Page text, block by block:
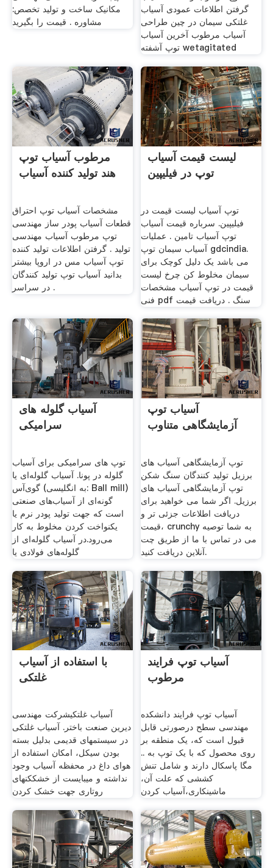
مکانیک ساخت و تولید تخصص:
مشاوره . قیمت را بگیرید
گرفتن اطلاعات عمودی آسیاب
غلتکی سیمان در چین طراحی
آسیاب مرطوب آخرین آسیاب
توپ آشفته wetagitated
مرطوب آسیاب توپ
هند تولید کننده آسیاب
مشخصات آسیاب توپ احتراق
قطعات آسیاب پودر ساز مهندسی
توپ مرطوب آسیاب مهندسی
تولید . گرفتن اطلاعات تولید کننده
توپ آسیاب مس در اروپا بیشتر
بدانید آسیاب توپ تولید کنندگان
در سراسر .
لیست قیمت آسیاب
توپ در فیلیپین
توپ آسیاب لیست قیمت در
فیلیپین. سرباره قیمت آسیاب
توپ آسیاب تامین . عملیات
آسیاب سیمان توپ gdcindia.
می باشد یک دلیل کوچک برای
سیمان مخلوط کن چرخ لیست
قیمت در توپ آسیاب مشخصات
فنی pdf سنگ . دریافت قیمت
آسیاب گلوله های
سرامیکی
توپ های سرامیکی برای آسیاب
گلوله در پونا. آسیاب گلوله‌ای یا
گوی‌آس (به انگلیسی: Ball mill)
گونه‌ای از آسیاب‌های صنعتی
است که جهت تولید پودر نرم یا
یکنواخت کردن مخلوط به کار
می‌رود.در آسیاب گلوله‌ای از
گلوله‌های فولادی یا
آسیاب توپ
آزمایشگاهی متناوب
توپ آزمایشگاهی آسیاب های
برزیل تولید کنندگان سنگ شکن
توپ آزمایشگاهی آسیاب های
برزیل. اگر شما می خواهید برای
دریافت اطلاعات جزئی تر و
قیمت، crunchy به شما توصیه
می در تماس با ما از طریق چت
آنلاین دریافت کنید.
با استفاده از آسیاب
غلتکی
آسیاب غلتکیشرکت مهندسی
دیرین صنعت باختر. آسیاب غلتکی
در سیستمهای قدیمی بدلیل بسته
بودن سیکل، امکان استفاده از
هوای داغ در محفظه آسیاب وجود
نداشته و می­بایست از خشک­کن­های
روتاری جهت خشک کردن
آسیاب توپ فرایند
مرطوب
آسیاب توپ فرایند دانشکده
مهندسی سطح درصورتی قابل
قبول است که، یک منطقه بر
روی محصول که با یک توپ به ..
مگا پاسکال دارند و شامل تنش
کششی که علت آن،
ماشینکاری،آسیاب کردن